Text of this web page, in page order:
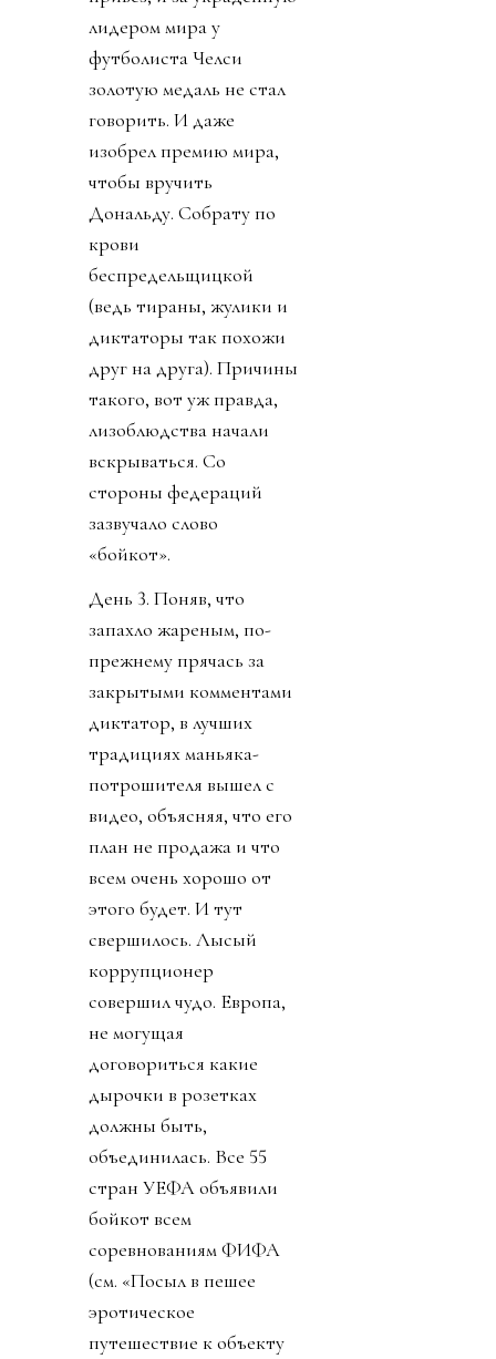
лидером мира у
футболиста Челси
золотую медаль не стал
говорить. И даже
изобрел премию мира,
чтобы вручить
Дональду. Собрату по
крови
беспредельщицкой
(ведь тираны, жулики и
диктаторы так похожи
друг на друга). Причины
такого, вот уж правда,
лизоблюдства начали
вскрываться. Со
стороны федераций
зазвучало слово
«бойкот».
День 3. Поняв, что
запахло жареным, по-
прежнему прячась за
закрытыми комментами
диктатор, в лучших
традициях маньяка-
потрошителя вышел с
видео, объясняя, что его
план не продажа и что
всем очень хорошо от
этого будет. И тут
свершилось. Лысый
коррупционер
совершил чудо. Европа,
не могущая
договориться какие
дырочки в розетках
должны быть,
объединилась. Все 55
стран УЕФА объявили
бойкот всем
соревнованиям ФИФА
(см. «Посыл в пешее
эротическое
путешествие к объекту